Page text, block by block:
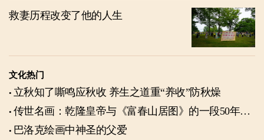
救妻历程改变了他的人生
文化热门
立秋知了嘶鸣应秋收 养生之道重“养收”防秋燥
传世名画：乾隆皇帝与《富春山居图》的一段50年奇
缘巴洛克绘画中神圣的父爱